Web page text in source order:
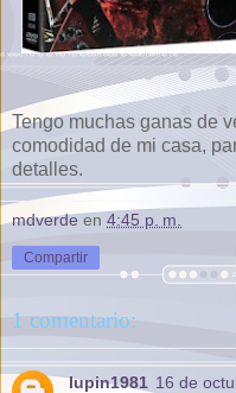
Tengo muchas ganas de
comodidad de mi casa,
detalles.
mdverde en 4:45 p. m.
Compartir
1 comentario:
lupin1981 16 de